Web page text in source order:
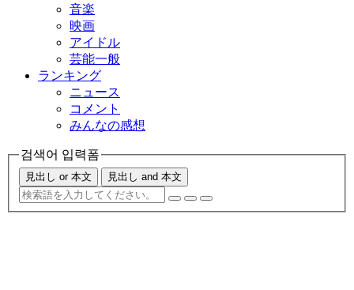
音楽
映画
アイドル
芸能一般
ランキング
ニュース
コメント
みんなの感想
검색어 입력폼
見出し or 本文 見出し and 本文